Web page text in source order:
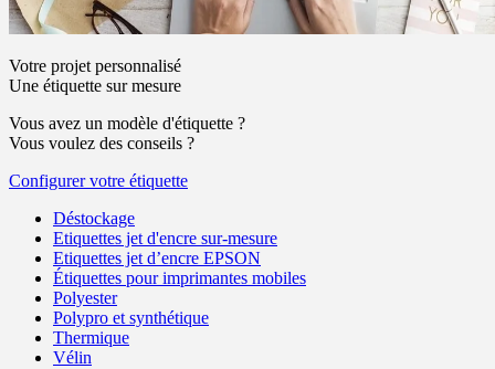
Votre projet personnalisé
Une étiquette sur mesure
Vous avez un modèle d'étiquette ?
Vous voulez des conseils ?
Configurer votre étiquette
Déstockage
Etiquettes jet d'encre sur-mesure
Etiquettes jet d’encre EPSON
Étiquettes pour imprimantes mobiles
Polyester
Polypro et synthétique
Thermique
Vélin